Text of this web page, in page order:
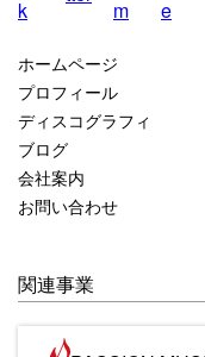
2025年5月
2025年4月
2025年2月
2024年12
ホームページ
プロフィール
ディスコグラフィ
ブログ
会社案内
お問い合わせ
関連事業